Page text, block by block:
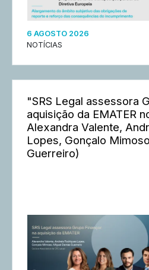
6 AGOSTO 2026
NOTÍCIAS
"SRS Legal assessora
aquisição da EMATER
Alexandra Valente,
Lopes, Gonçalo
Guerreiro)